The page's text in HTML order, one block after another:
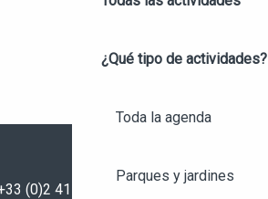
¿Qué tipo de actividades?
Toda la agenda
Parques y jardines
(0)2 41 23 50 00